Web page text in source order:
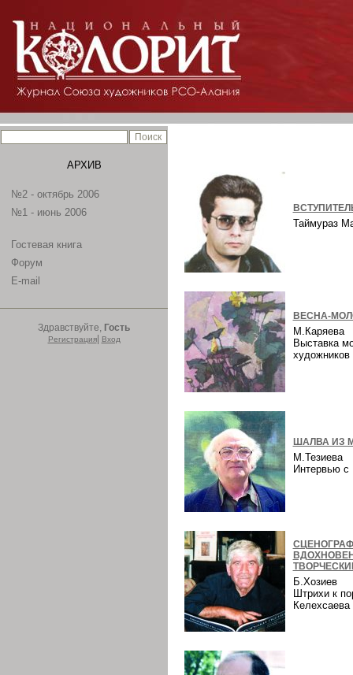
АРХИВ
№2 - октябрь 2006
№1 - июнь 2006
Гостевая книга
Форум
E-mail
Здравствуйте, Гость
Регистрация| Вход
Таймураз
ВЕСНА-
М.Каряева
Выставка
ШАЛВА ИЗ
М.Тезиева
Интервью
Б.Хозиев
Штрихи к